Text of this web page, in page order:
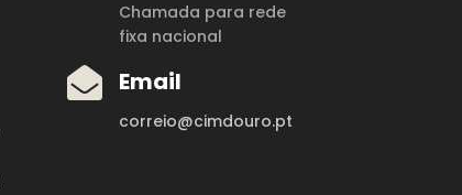
Chamada para rede
fixa nacional
 Email
correio@cimdouro.pt